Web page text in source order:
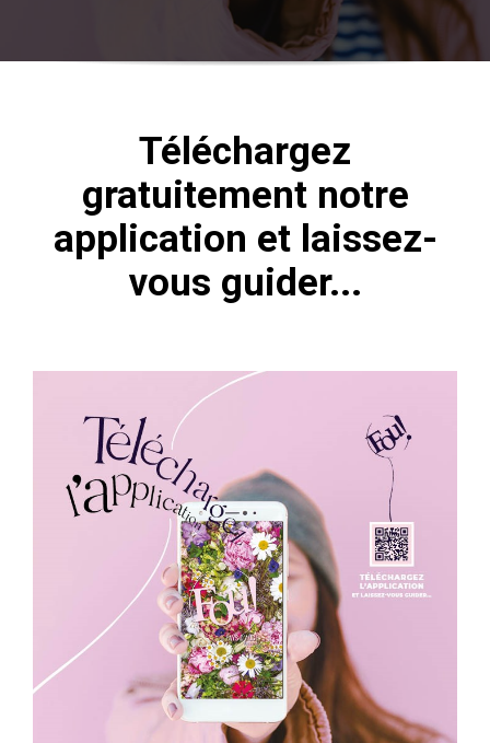
Téléchargez
gratuitement notre
application et laissez-
vous guider...